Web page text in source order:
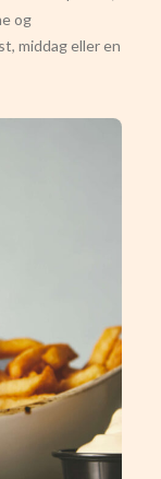
og
middag eller en